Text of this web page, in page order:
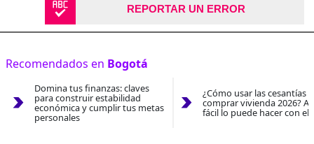
REPORTAR UN ERROR
Recomendados en Bogotá
Domina tus finanzas: claves
para construir estabilidad
económica y cumplir tus metas
personales
¿Cómo usar las cesantías
comprar vivienda 2026?
fácil lo puede hacer con el